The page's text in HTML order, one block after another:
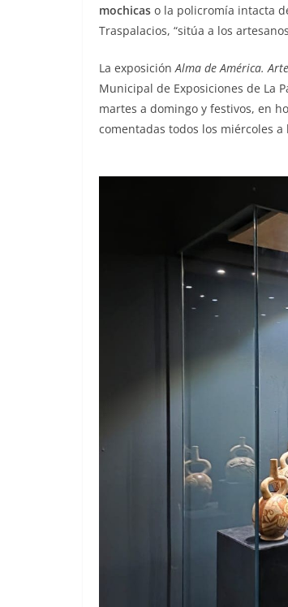
mochicas o la policromía intacta
Traspalacios, “sitúa a los
La exposiciónAlma de América.
Municipal de Exposiciones de La
martes a domingo y festivos, en
comentadas todos los miércoles